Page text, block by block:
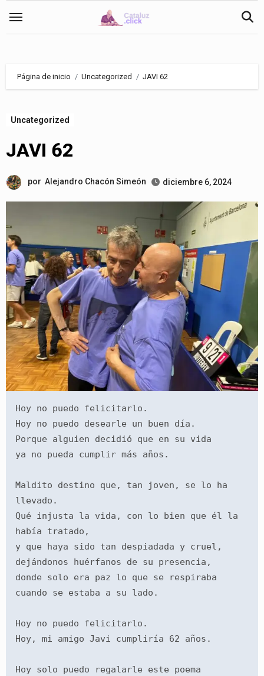
Página de inicio Uncategorized JAVI 62
Uncategorized
JAVI 62
por Alejandro Chacón Simeón diciembre 6, 2024
Hoy no puedo felicitarlo.
Hoy no puedo desearle un buen día.
Porque alguien decidió que en su vida
ya no pueda cumplir más años.
Maldito destino que, tan joven, se lo ha
llevado.
Qué injusta la vida, con lo bien que él la
había tratado,
y que haya sido tan despiadada y cruel,
dejándonos huérfanos de su presencia,
donde solo era paz lo que se respiraba
cuando se estaba a su lado.
Hoy no puedo felicitarlo.
Hoy, mi amigo Javi cumpliría 62 años.
Hoy solo puedo regalarle este poema